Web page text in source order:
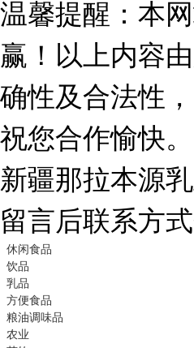
温馨提醒：本
赢！以上内容
确性及合法性
祝您合作愉快。
新疆那拉本源
留言后联系方
休闲食品
饮品
乳品
方便食品
粮油调味品
农业